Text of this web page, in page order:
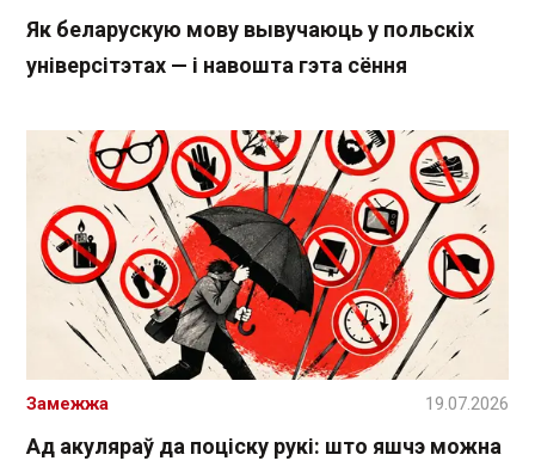
Як беларускую мову вывучаюць у польскіх
універсітэтах — і навошта гэта сёння
Ад акуляраў да поціску рукі: што яшчэ можна
Замежжа 19.07.2026